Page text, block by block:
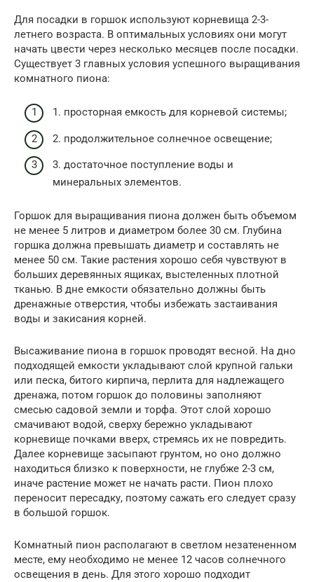
Для посадки в горшок используют корневища 2-3-
летнего возраста. В оптимальных условиях они могут
начать цвести через несколько месяцев после посадки.
Существует 3 главных условия успешного выращивания
комнатного пиона:
1. просторная емкость для корневой системы;
2. продолжительное солнечное освещение;
3. достаточное поступление воды и
минеральных элементов.
Горшок для выращивания пиона должен быть объемом
не менее 5 литров и диаметром более 30 см. Глубина
горшка должна превышать диаметр и составлять не
менее 50 см. Такие растения хорошо себя чувствуют в
больших деревянных ящиках, выстеленных плотной
тканью. В дне емкости обязательно должны быть
дренажные отверстия, чтобы избежать застаивания
воды и закисания корней.
Высаживание пиона в горшок проводят весной. На дно
подходящей емкости укладывают слой крупной гальки
или песка, битого кирпича, перлита для надлежащего
дренажа, потом горшок до половины заполняют
смесью садовой земли и торфа. Этот слой хорошо
смачивают водой, сверху бережно укладывают
корневище почками вверх, стремясь их не повредить.
Далее корневище засыпают грунтом, но оно должно
находиться близко к поверхности, не глубже 2-3 см,
иначе растение может не начать расти. Пион плохо
переносит пересадку, поэтому сажать его следует сразу
в большой горшок.
Комнатный пион располагают в светлом незатененном
месте, ему необходимо не менее 12 часов солнечного
освещения в день. Для этого хорошо подходит